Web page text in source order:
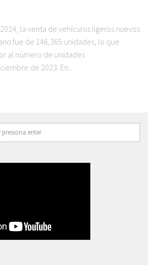
la venta de vehículos ligeros nuevos
fue de 146,365 unidades, lo que
al número de unidades
de 2023. En...